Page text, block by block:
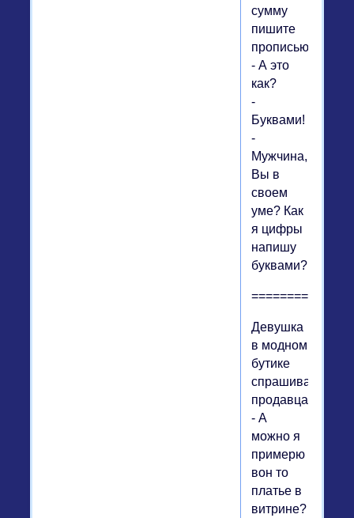
сумму
пишите
прописью!
- А это
как?
-
Буквами!
-
Мужчина,
Вы в
своем
уме? Как
я цифры
напишу
буквами?
Девушка
в модном
бутике
спрашивает
продавца:
- А
можно я
примерю
вон то
платье в
витрине?